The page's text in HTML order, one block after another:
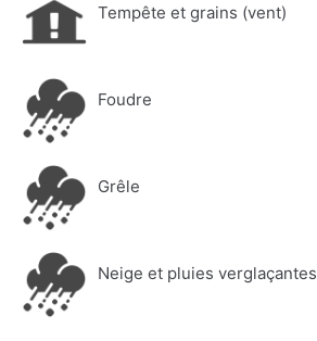
Tempête et grains (vent)
Foudre
Grêle
Neige et pluies verglaçantes